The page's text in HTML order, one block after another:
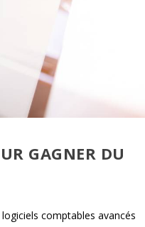
GAGNER DU
comptables avancés